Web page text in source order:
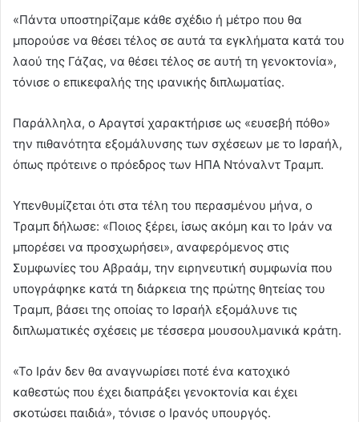
«Πάντα υποστηρίζαμε κάθε σχέδιο ή μέτρο που θα
μπορούσε να θέσει τέλος σε αυτά τα εγκλήματα κατά του
λαού της Γάζας, να θέσει τέλος σε αυτή τη γενοκτονία»,
τόνισε ο επικεφαλής της ιρανικής διπλωματίας.
Παράλληλα, ο Αραγτσί χαρακτήρισε ως «ευσεβή πόθο»
την πιθανότητα εξομάλυνσης των σχέσεων με το Ισραήλ,
όπως πρότεινε ο πρόεδρος των ΗΠΑ Ντόναλντ Τραμπ.
Υπενθυμίζεται ότι στα τέλη του περασμένου μήνα, ο
Τραμπ δήλωσε: «Ποιος ξέρει, ίσως ακόμη και το Ιράν να
μπορέσει να προσχωρήσει», αναφερόμενος στις
Συμφωνίες του Αβραάμ, την ειρηνευτική συμφωνία που
υπογράφηκε κατά τη διάρκεια της πρώτης θητείας του
Τραμπ, βάσει της οποίας το Ισραήλ εξομάλυνε τις
διπλωματικές σχέσεις με τέσσερα μουσουλμανικά κράτη.
«Το Ιράν δεν θα αναγνωρίσει ποτέ ένα κατοχικό
καθεστώς που έχει διαπράξει γενοκτονία και έχει
σκοτώσει παιδιά», τόνισε ο Ιρανός υπουργός.